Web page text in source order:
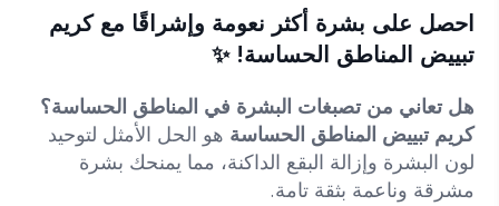
هو:
245.00ر.س.
هو:
احصل على بشرة أكثر نعومة وإشراقًا معكريم
تبييض المناطق الحساسة! ✨
هل تعاني من تصبغات البشرة في المناطق الحساسة؟
كريم تبييض المناطق الحساسة هو الحل الأمثل لتوحيد
لون البشرة وإزالة البقع الداكنة، مما يمنحك بشرة
مشرقة وناعمة بثقة تامة.